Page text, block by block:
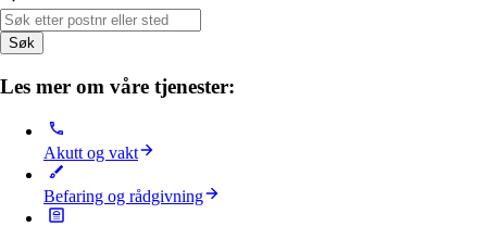
Søk
Les mer om våre tjenester:
Akutt og vakt
Befaring og rådgivning